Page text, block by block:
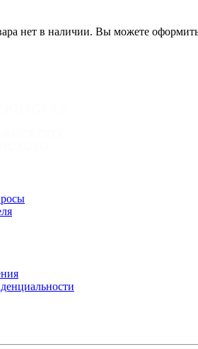
нет в наличии. Вы можете